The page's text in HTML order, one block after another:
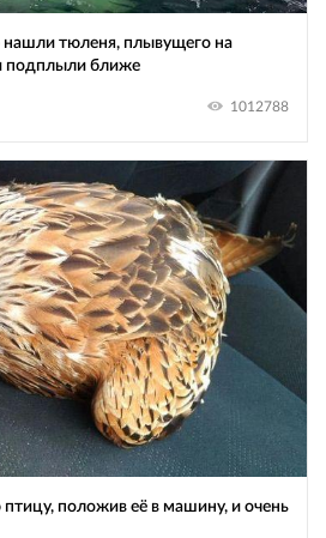
нашли тюленя, плывущего на
подплыли ближе
1012788
положив её в машину, и очень